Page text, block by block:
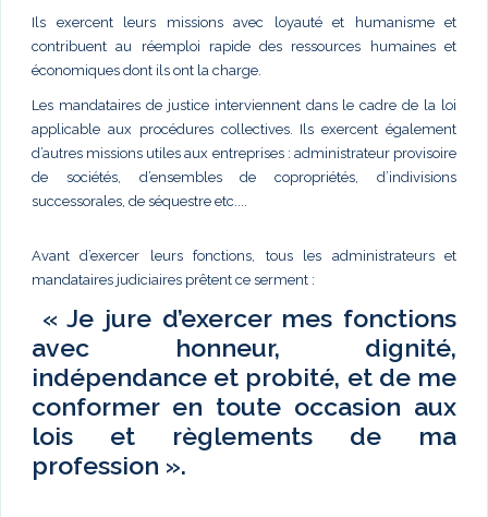
Ils exercent leurs missions avec loyauté et humanisme et
contribuent au réemploi rapide des ressources humaines et
économiques dont ils ont la charge.
Les mandataires de justice interviennent dans le cadre de la loi
applicable aux procédures collectives. Ils exercent également
d’autres missions utiles aux entreprises : administrateur provisoire
de sociétés, d’ensembles de copropriétés, d’indivisions
successorales, de séquestre etc....
Avant d’exercer leurs fonctions, tous les administrateurs et
mandataires judiciaires prêtent ce serment :
« Je jure d’exercer mes fonctions
avec honneur, dignité,
indépendance et probité, et de me
conformer en toute occasion aux
lois et règlements de ma
profession ».